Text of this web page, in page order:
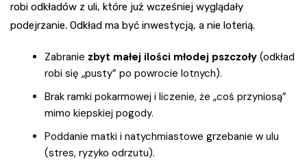
robi odkładów z uli, które już wcześniej wyglądały
podejrzanie. Odkład ma być inwestycją, a nie loterią.
Zabranie zbyt małej ilości młodej pszczoły (odkład
robi się „pusty” po powrocie lotnych).
Brak ramki pokarmowej i liczenie, że „coś przyniosą”
mimo kiepskiej pogody.
Poddanie matki i natychmiastowe grzebanie w ulu
(stres, ryzyko odrzutu).